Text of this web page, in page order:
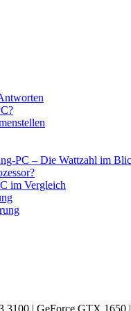
PC – Die Wattzahl im
im Vergleich
| GeForce GTX 1650